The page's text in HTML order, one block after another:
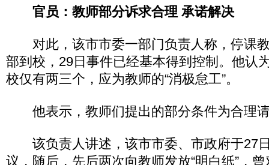
官员：教师部分诉求合理 承诺解决
对此，该市市委一部门负责人称，停课
部到校，29日事件已经基本得到控制。他认
校仅有两三个，应为教师的“消极怠工”。
他表示，教师们提出的部分条件为合理
该负责人讲述，该市市委、市政府于27
议，随后，先后两次向教师发放“明白纸”，